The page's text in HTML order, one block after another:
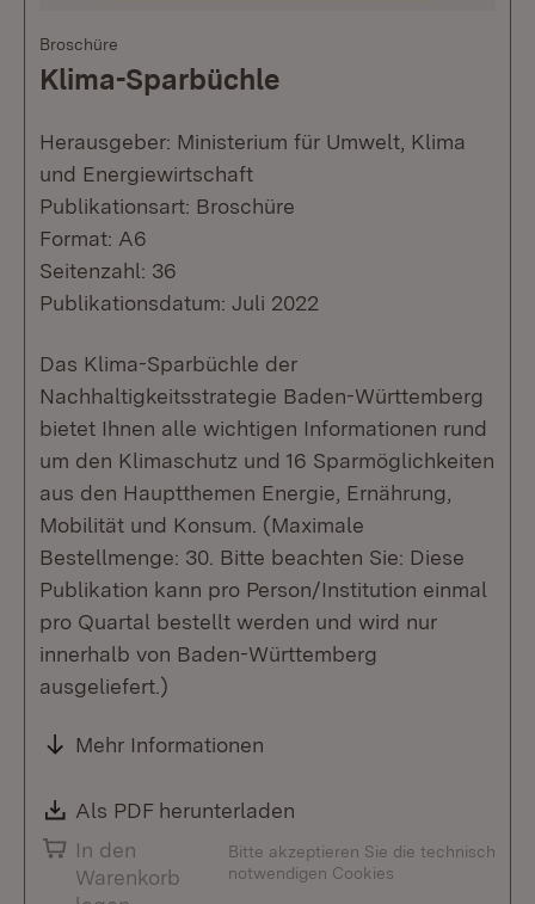
Broschüre
Klima-Sparbüchle
Herausgeber: Ministerium für Umwelt, Klima
und Energiewirtschaft
Publikationsart: Broschüre
Format: A6
Seitenzahl: 36
Publikationsdatum: Juli 2022
Das Klima-Sparbüchle der
Nachhaltigkeitsstrategie Baden-Württemberg
bietet Ihnen alle wichtigen Informationen rund
um den Klimaschutz und 16 Sparmöglichkeiten
aus den Hauptthemen Energie, Ernährung,
Mobilität und Konsum. (Maximale
Bestellmenge: 30. Bitte beachten Sie: Diese
Publikation kann pro Person/Institution einmal
pro Quartal bestellt werden und wird nur
innerhalb von Baden-Württemberg
ausgeliefert.)
Mehr Informationen
Download:
Als PDF herunterladen
In den
Warenkorb
Bitte akzeptieren Sie die technisch
notwendigen Cookies